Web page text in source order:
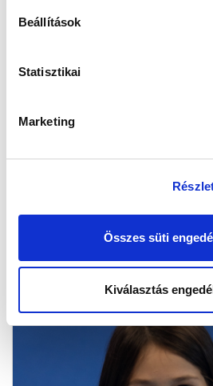
Beállítások
Statisztikai
Marketing
Összes süti
Kiválasztás